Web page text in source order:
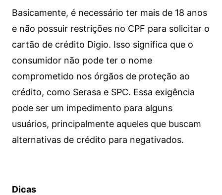
Basicamente, é necessário ter mais de 18 anos
e não possuir restrições no CPF para solicitar o
cartão de crédito Digio. Isso significa que o
consumidor não pode ter o nome
comprometido nos órgãos de proteção ao
crédito, como Serasa e SPC. Essa exigência
pode ser um impedimento para alguns
usuários, principalmente aqueles que buscam
alternativas de crédito para negativados.
Dicas